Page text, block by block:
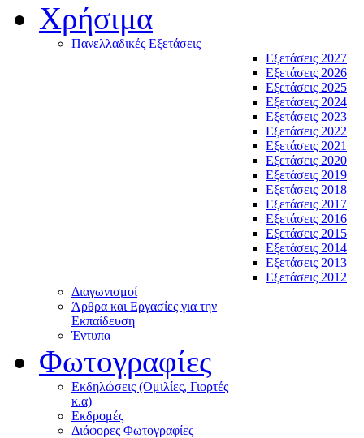
Χρήσιμα
Πανελλαδικές Εξετάσεις
Εξετάσεις 2027
Εξετάσεις 2026
Εξετάσεις 2025
Εξετάσεις 2024
Εξετάσεις 2023
Εξετάσεις 2022
Εξετάσεις 2021
Εξετάσεις 2020
Εξετάσεις 2019
Εξετάσεις 2018
Εξετάσεις 2017
Εξετάσεις 2016
Εξετάσεις 2015
Εξετάσεις 2014
Εξετάσεις 2013
Εξετάσεις 2012
Διαγωνισμοί
Άρθρα και Εργασίες για την
Εκπαίδευση
Έντυπα
Φωτογραφίες
Εκδηλώσεις (Ομιλίες, Γιορτές
κ.α)
Εκδρομές
Διάφορες Φωτογραφίες